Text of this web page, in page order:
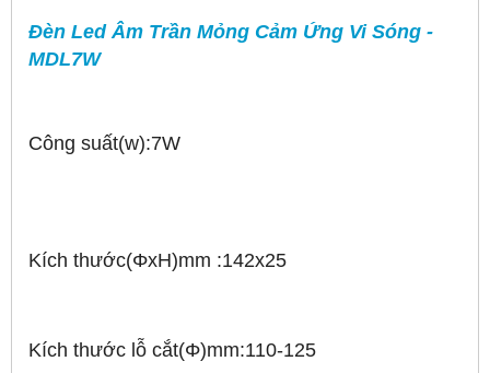
Đèn Led Âm Trần Mỏng Cảm Ứng Vi Sóng -
MDL7W
Công suất(w):7W
Kích thước(ΦxH)mm :142x25
Kích thước lỗ cắt(Φ)mm:110-125